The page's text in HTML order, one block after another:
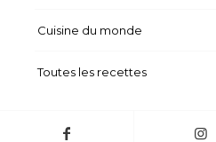
Cuisine du monde
Toutes les recettes